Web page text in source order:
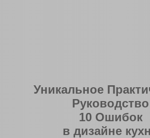
Уникальное
Руководство
10 Ошибок
в дизайне